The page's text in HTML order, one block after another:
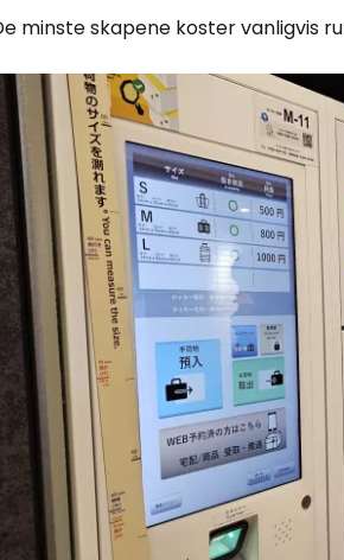
minste skapene koster vanligvis